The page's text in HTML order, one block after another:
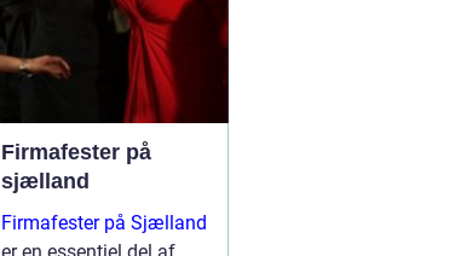
Firmafester på
sjælland
Firmafester på Sjælland